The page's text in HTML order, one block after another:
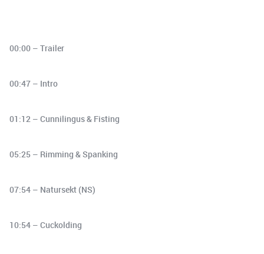
00:00 – Trailer
00:47 – Intro
01:12 – Cunnilingus & Fisting
05:25 – Rimming & Spanking
07:54 – Natursekt (NS)
10:54 – Cuckolding